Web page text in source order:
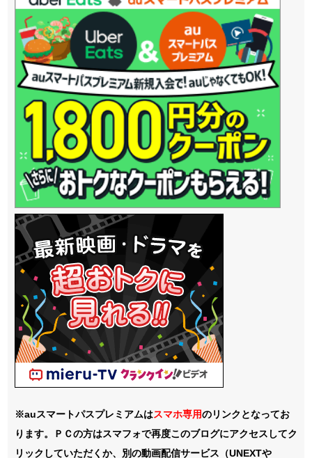
※auスマートパスプレミアムはスマホ専用のリンクとなってお
ります。ＰＣの方はスマフォで再度このブログにアクセスしてク
リックしていただくか、別の動画配信サービス（UNEXTや